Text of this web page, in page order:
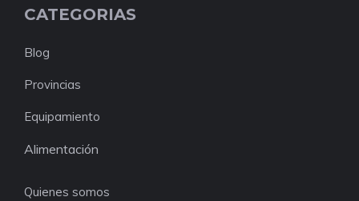
CATEGORIAS
Blog
Provincias
Equipamiento
Alimentación
Quienes somos